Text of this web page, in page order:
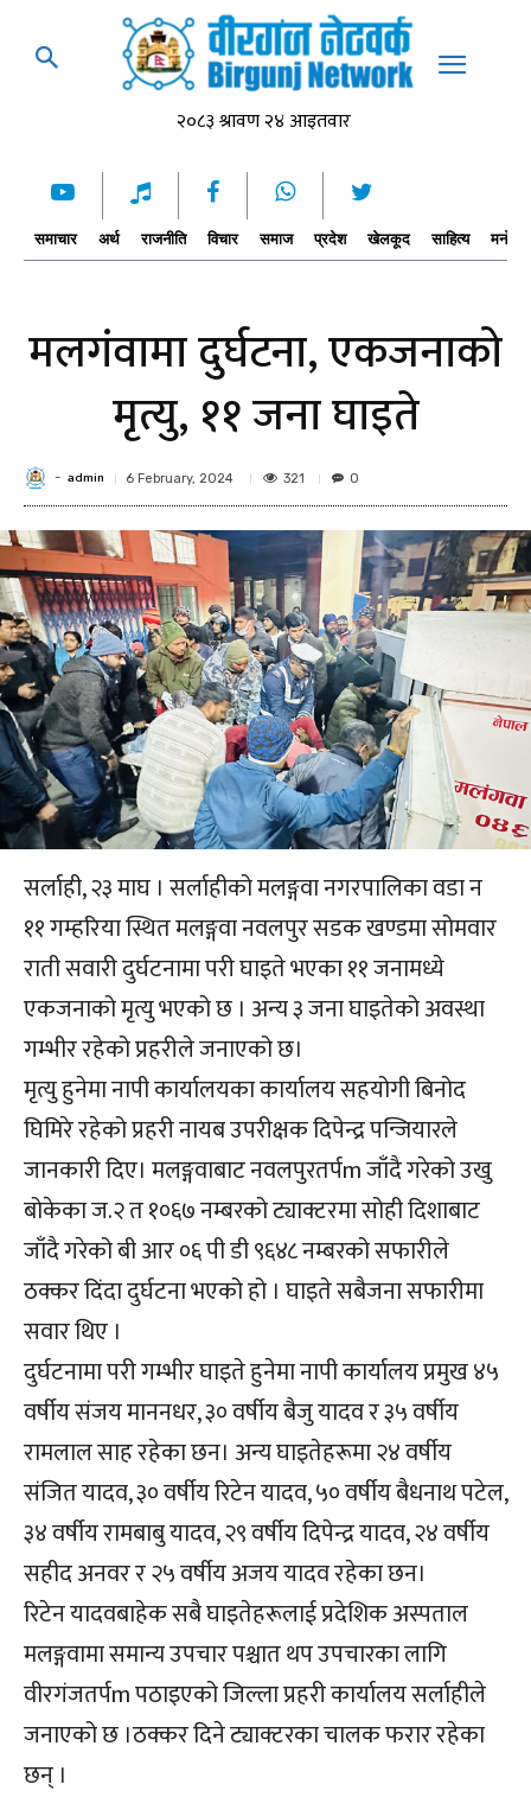
समाचार अर्थ राजनीति विचार समाज प्रदेश खेलकूद साहित्य
मलगंवामा दुर्घटना, एकजनाको
मृत्यु, ११ जना घाइते
- admin 6 February, 2024 321 0
सर्लाही, २३ माघ । सर्लाहीको मलङ्गवा नगरपालिका वडा न
११ गम्हरिया स्थित मलङ्गवा नवलपुर सडक खण्डमा सोमवार
राती सवारी दुर्घटनामा परी घाइते भएका ११ जनामध्ये
एकजनाको मृत्यु भएको छ । अन्य ३ जना घाइतेको अवस्था
गम्भीर रहेको प्रहरीले जनाएको छ।
मृत्यु हुनेमा नापी कार्यालयका कार्यालय सहयोगी बिनोद
घिमिरे रहेको प्रहरी नायब उपरीक्षक दिपेन्द्र पन्जियारले
जानकारी दिए। मलङ्गवाबाट नवलपुरतर्पm जाँदै गरेको उखु
बोकेका ज.२ त १०६७ नम्बरको ट्याक्टरमा सोही दिशाबाट
जाँदै गरेको बी आर ०६ पी डी ९६४८ नम्बरको सफारीले
ठक्कर दिंदा दुर्घटना भएको हो । घाइते सबैजना सफारीमा
सवार थिए ।
दुर्घटनामा परी गम्भीर घाइते हुनेमा नापी कार्यालय प्रमुख ४५
वर्षीय संजय माननधर, ३० वर्षीय बैजु यादव र ३५ वर्षीय
रामलाल साह रहेका छन। अन्य घाइतेहरूमा २४ वर्षीय
संजित यादव, ३० वर्षीय रिटेन यादव, ५० वर्षीय बैधनाथ पटेल,
३४ वर्षीय रामबाबु यादव, २९ वर्षीय दिपेन्द्र यादव, २४ वर्षीय
सहीद अनवर र २५ वर्षीय अजय यादव रहेका छन।
रिटेन यादवबाहेक सबै घाइतेहरूलाई प्रदेशिक अस्पताल
मलङ्गवामा समान्य उपचार पश्चात थप उपचारका लागि
वीरगंजतर्पm पठाइएको जिल्ला प्रहरी कार्यालय सर्लाहीले
जनाएको छ ।ठक्कर दिने ट्याक्टरका चालक फरार रहेका
छन् ।